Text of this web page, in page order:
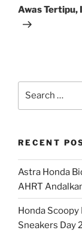
Post
Awas Tertipu,
RECENT
Astra Honda
AHRT
Honda
Sneakers Day